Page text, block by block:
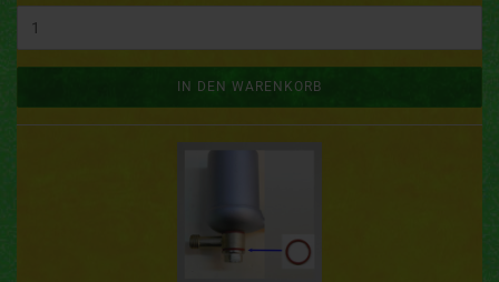
IN DEN WARENKORB